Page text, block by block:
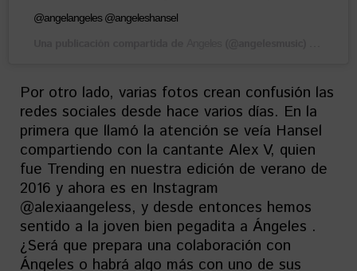
@angelangeles @angeleshansel
Por otro lado, varias fotos crean confusión las
redes sociales desde hace varios días. En la
primera que llamó la atención se veía Hansel
compartiendo con la cantante Alex V, quien
fue Trending en nuestra edición de verano de
2016 y ahora es en Instagram
@alexiaangeless, y desde entonces hemos
sentido a la joven bien pegadita a Ángeles .
¿Será que prepara una colaboración con
Ángeles o habrá algo más con uno de sus